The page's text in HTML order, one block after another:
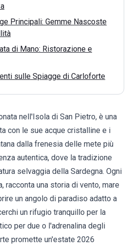
Principali: Gemme Nascoste
di Mano: Ristorazione e
sulle Spiagge di Carloforte
nell'Isola di San Pietro, è una
con le sue acque cristalline e i
dalla frenesia delle mete più
autentica, dove la tradizione
selvaggia della Sardegna. Ogni
racconta una storia di vento, mare
un angolo di paradiso adatto a
un rifugio tranquillo per la
per due o l'adrenalina degli
promette un'estate 2026